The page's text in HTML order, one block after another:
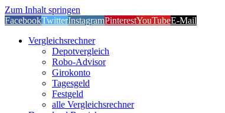
Zum Inhalt springen
FacebookTwitterInstagramPinterestYouTubeE-Mail
Vergleichsrechner
Depotvergleich
Robo-Advisor
Girokonto
Tagesgeld
Festgeld
alle Vergleichsrechner